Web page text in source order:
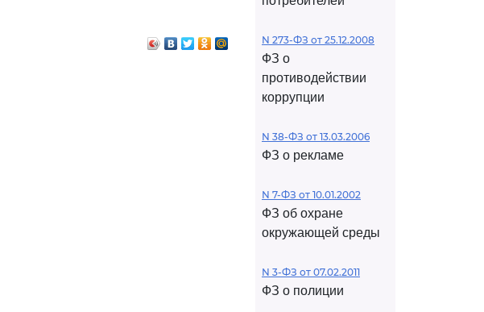
N 273-ФЗ от 25.12.2008
ФЗ о
противодействии
коррупции
N 38-ФЗ от 13.03.2006
ФЗ о рекламе
N 7-ФЗ от 10.01.2002
ФЗ об охране
окружающей среды
N 3-ФЗ от 07.02.2011
ФЗ о полиции